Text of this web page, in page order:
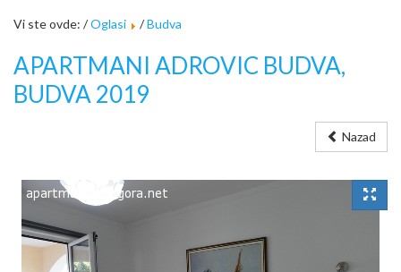
Vi ste ovde: /Oglasi /Budva
APARTMANI ADROVIC BUDVA,
BUDVA 2019
Nazad